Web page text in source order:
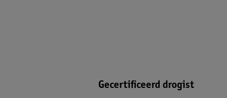
Gecertificeerd drogist